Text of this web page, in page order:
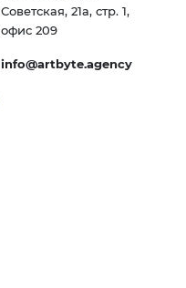
Советская, 21а, стр. 1,
офис 209
info@artbyte.agency